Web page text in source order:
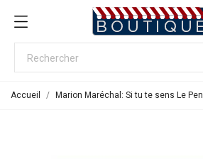
Accueil Marion Maréchal: Si tu te sens Le Pen